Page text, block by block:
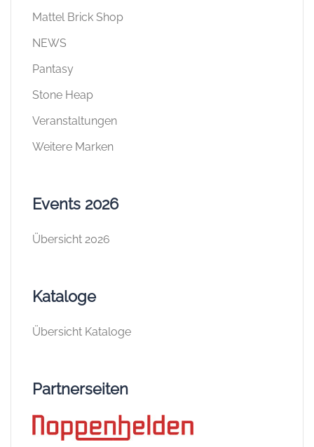
Mattel Brick Shop
NEWS
Pantasy
Stone Heap
Veranstaltungen
Weitere Marken
Events 2026
Übersicht 2026
Kataloge
Übersicht Kataloge
Partnerseiten